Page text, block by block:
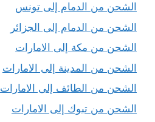
الشحن من الدمام إلى تونس
الشحن من الدمام إلى الجزائر
الشحن من مكة إلى الامارات
الشحن من المدينة إلى الامارات
الشحن من الطائف إلى الامارات
الشحن من تبوك إلى الامارات